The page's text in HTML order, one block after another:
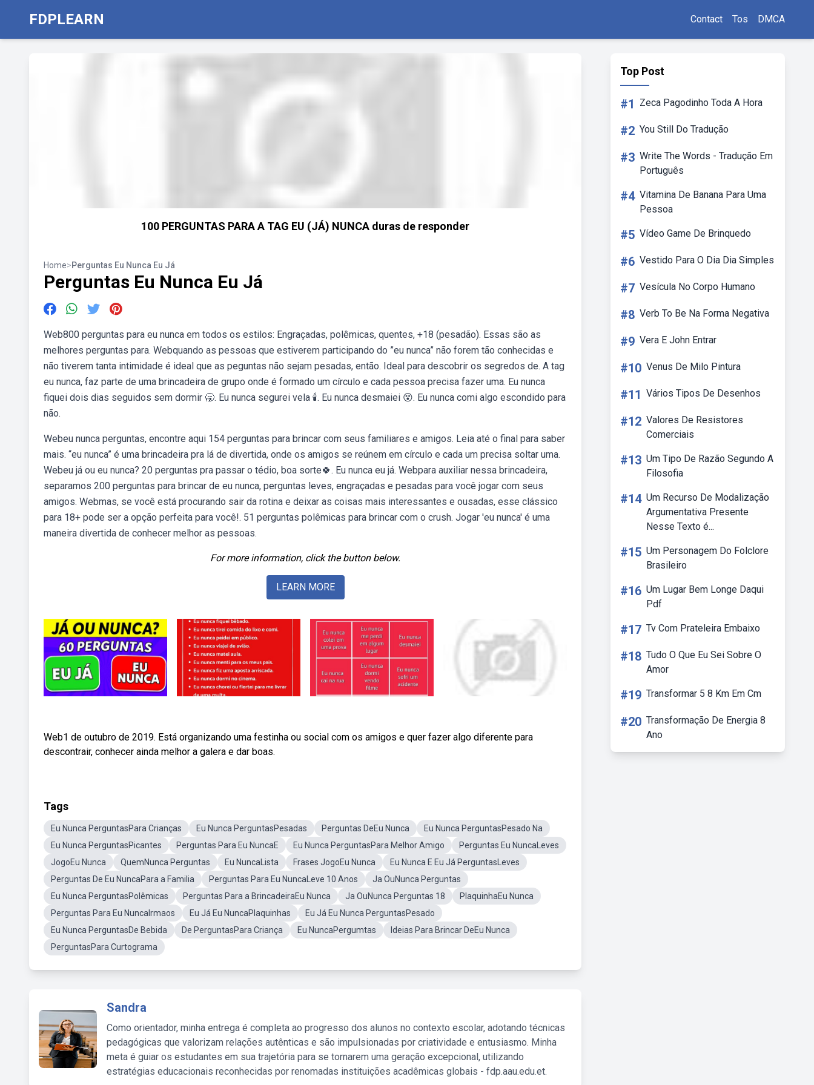
FDPLEARN Contact Tos DMCA
100 PERGUNTAS PARA A TAG EU (JÁ) NUNCA duras de responder
Home>Perguntas Eu Nunca Eu Já
Perguntas Eu Nunca Eu Já
Web800 perguntas para eu nunca em todos os estilos: Engraçadas, polêmicas, quentes, +18 (pesadão). Essas são as
melhores perguntas para. Webquando as pessoas que estiverem participando do ”eu nunca” não forem tão conhecidas e
não tiverem tanta intimidade é ideal que as peguntas não sejam pesadas, então. Ideal para descobrir os segredos de. A tag
eu nunca, faz parte de uma brincadeira de grupo onde é formado um círculo e cada pessoa precisa fazer uma. Eu nunca
fiquei dois dias seguidos sem dormir 🥱. Eu nunca segurei vela 🕯️. Eu nunca desmaiei 😵. Eu nunca comi algo escondido para
não.
Webeu nunca perguntas, encontre aqui 154 perguntas para brincar com seus familiares e amigos. Leia até o final para saber
mais. “eu nunca” é uma brincadeira pra lá de divertida, onde os amigos se reúnem em círculo e cada um precisa soltar uma.
Webeu já ou eu nunca? 20 perguntas pra passar o tédio, boa sorte🍀. Eu nunca eu já. Webpara auxiliar nessa brincadeira,
separamos 200 perguntas para brincar de eu nunca, perguntas leves, engraçadas e pesadas para você jogar com seus
amigos. Webmas, se você está procurando sair da rotina e deixar as coisas mais interessantes e ousadas, esse clássico
para 18+ pode ser a opção perfeita para você!. 51 perguntas polêmicas para brincar com o crush. Jogar 'eu nunca' é uma
maneira divertida de conhecer melhor as pessoas.
For more information, click the button below.
LEARN MORE
Web1 de outubro de 2019. Está organizando uma festinha ou social com os amigos e quer fazer algo diferente para
descontrair, conhecer ainda melhor a galera e dar boas.
Tags
Eu Nunca PerguntasPara Crianças Eu Nunca PerguntasPesadas Perguntas DeEu Nunca
Eu Nunca PerguntasPesado Na
Eu Nunca PerguntasPicantes
Perguntas Para Eu NuncaE Eu Nunca PerguntasPara Melhor Amigo
Perguntas Eu NuncaLeves
JogoEu Nunca
QuemNunca Perguntas Eu NuncaLista Frases JogoEu Nunca
Eu Nunca E Eu Já PerguntasLeves
Perguntas De Eu NuncaPara a Familia
Perguntas Para Eu NuncaLeve 10 Anos
Ja OuNunca Perguntas
Eu Nunca PerguntasPolêmicas
Perguntas Para a BrincadeiraEu Nunca Ja OuNunca Perguntas 18
PlaquinhaEu Nunca
Perguntas Para Eu NuncaIrmaos
Eu Já Eu NuncaPlaquinhas
Eu Já Eu Nunca PerguntasPesado
Eu Nunca PerguntasDe Bebida
De PerguntasPara Criança Eu NuncaPergumtas
Ideias Para Brincar DeEu Nunca
PerguntasPara Curtograma
Sandra
Como orientador, minha entrega é completa ao progresso dos alunos no contexto escolar, adotando técnicas
pedagógicas que valorizam relações autênticas e são impulsionadas por criatividade e entusiasmo. Minha
meta é guiar os estudantes em sua trajetória para se tornarem uma geração excepcional, utilizando
estratégias educacionais reconhecidas por renomadas instituições acadêmicas globais - fdp.aau.edu.et.
Top Post
#1 Zeca Pagodinho Toda A Hora
#2 You Still Do Tradução
#3 Write The Words - Tradução Em
Português
#4 Vitamina De Banana Para Uma
Pessoa
#5 Vídeo Game De Brinquedo
#6 Vestido Para O Dia Dia Simples
#7 Vesícula No Corpo Humano
#8 Verb To Be Na Forma Negativa
#9 Vera E John Entrar
#10 Venus De Milo Pintura
#11 Vários Tipos De Desenhos
#12 Valores De Resistores
Comerciais
#13 Um Tipo De Razão Segundo A
Filosofia
#14 Um Recurso De Modalização
Argumentativa Presente
Nesse Texto é...
#15 Um Personagem Do Folclore
Brasileiro
#16 Um Lugar Bem Longe Daqui
Pdf
#17 Tv Com Prateleira Embaixo
#18 Tudo O Que Eu Sei Sobre O
Amor
#19 Transformar 5 8 Km Em Cm
#20 Transformação De Energia 8
Ano